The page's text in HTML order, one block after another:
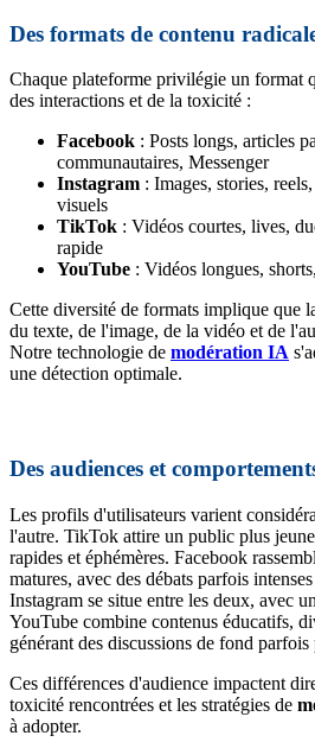
Des formats de contenu
Chaque plateforme privilégie un format
des interactions et de la toxicité :
Facebook : Posts longs, articles
communautaires, Messenger
Instagram : Images, stories,
visuels
TikTok : Vidéos courtes, lives,
rapide
YouTube : Vidéos longues,
Cette diversité de formats implique que
du texte, de l'image, de la vidéo et de
Notre technologie de modération IA
une détection optimale.
Des audiences et
Les profils d'utilisateurs varient
l'autre. TikTok attire un public plus
rapides et éphémères. Facebook
matures, avec des débats parfois
Instagram se situe entre les deux, avec
YouTube combine contenus éducatifs,
générant des discussions de fond parfois
Ces différences d'audience impactent
toxicité rencontrées et les stratégies de
à adopter.